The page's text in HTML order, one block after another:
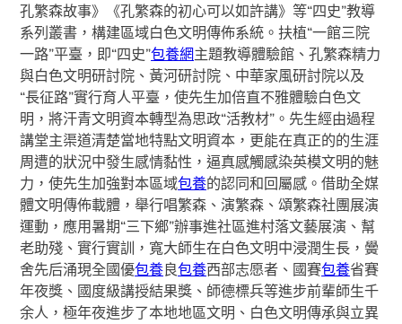
孔繁森故事》《孔繁森的初心可以如許講》等“四史”教導
系列叢書，構建區域白色文明傳佈系統。扶植“一館三院
一路”平臺，即“四史”包養網主題教導體驗館、孔繁森精力
與白色文明研討院、黃河研討院、中華家風研討院以及
“長征路”實行育人平臺，使先生加倍直不雅體驗白色文
明，將汗青文明資本轉型為思政“活教材”。先生經由過程
講堂主渠道清楚當地特點文明資本，更能在真正的的生涯
周遭的狀況中發生感情黏性，逼真感觸感染英模文明的魅
力，使先生加強對本區域包養的認同和回屬感。借助全媒
體文明傳佈載體，舉行唱繁森、演繁森、頌繁森社團展演
運動，應用暑期“三下鄉”辦事進社區進村落文藝展演、幫
老助殘、實行實訓，寬大師生在白色文明中浸潤生長，黌
舍先后涌現全國優包養良包養西部志愿者、國賽包養省賽
年夜獎、國度級講授結果獎、師德標兵等進步前輩師生千
余人，極年夜進步了本地地區文明、白色文明傳承與立異